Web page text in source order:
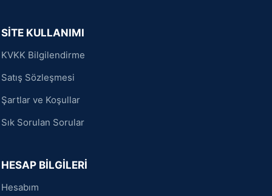
SİTE KULLANIMI
KVKK Bilgilendirme
Satış Sözleşmesi
Şartlar ve Koşullar
Sık Sorulan Sorular
HESAP BİLGİLERİ
Hesabım